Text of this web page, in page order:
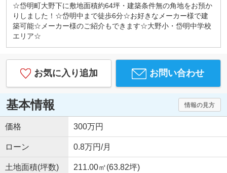
☆岱明町大野下に敷地面積約64坪・建築条件無の角地をお預か
りしました！☆岱明中まで徒歩6分☆お好きなメーカー様で建
築可能☆メーカー様のご紹介もできます☆大野小・岱明中学校
エリア☆
お気に入り追加 お問い合わせ
基本情報 情報の見方
価格 300万円
ローン 0.8万円/月
土地面積(坪数) 211.00㎡(63.82坪)